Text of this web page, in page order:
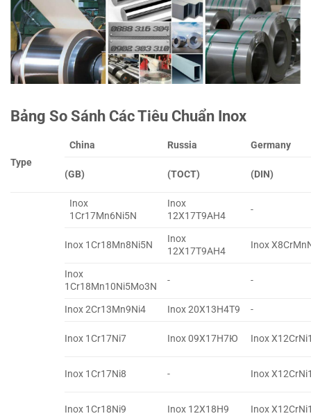
Bảng So Sánh Các Tiêu Chuẩn Inox
Type
China Russia Germany
(GB) (TOCT) (DIN)
Inox
1Cr17Mn6Ni5N
Inox
12X17T9AH4
-
Inox 1Cr18Mn8Ni5N
Inox
12X17T9AH4
Inox
Inox
1Cr18Mn10Ni5Mo3N
- -
Inox 2Cr13Mn9Ni4 Inox 20X13H4T9 -
Inox 1Cr17Ni7 Inox 09X17H7Ю Inox
Inox 1Cr17Ni8 - Inox
Inox 1Cr18Ni9 Inox 12X18H9 Inox